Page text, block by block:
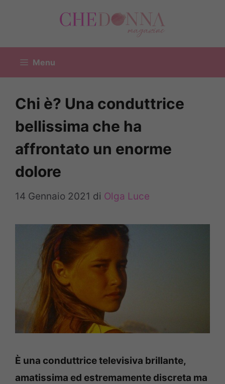
Menu
Chi è? Una conduttrice
bellissima che ha
affrontato un enorme
dolore
14 Gennaio 2021 di Olga Luce
È una conduttrice televisiva brillante,
amatissima ed estremamente discreta ma